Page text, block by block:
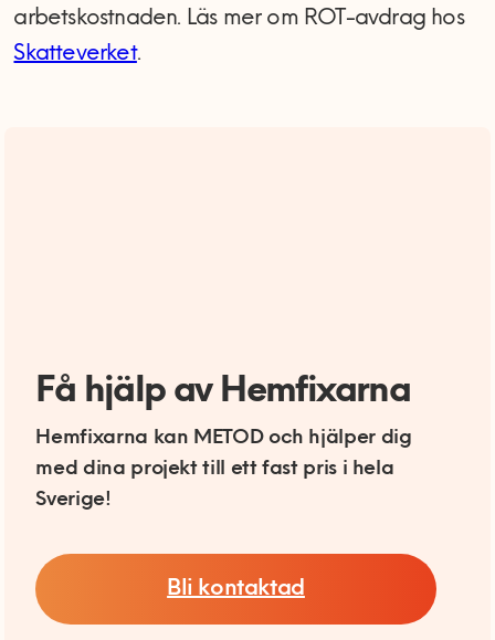
arbetskostnaden. Läs mer om ROT-avdrag hos
Skatteverket.
Få hjälp av Hemfixarna
Hemfixarna kan METOD och hjälper dig
med dina projekt till ett fast pris i hela
Sverige!
Bli kontaktad